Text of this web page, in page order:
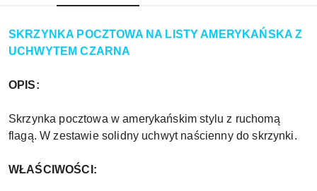
SKRZYNKA POCZTOWA NA LISTY AMERYKAŃSKA Z
UCHWYTEM CZARNA
OPIS:
Skrzynka pocztowa w amerykańskim stylu z ruchomą
flagą. W zestawie solidny uchwyt naścienny do skrzynki.
WŁAŚCIWOŚCI: